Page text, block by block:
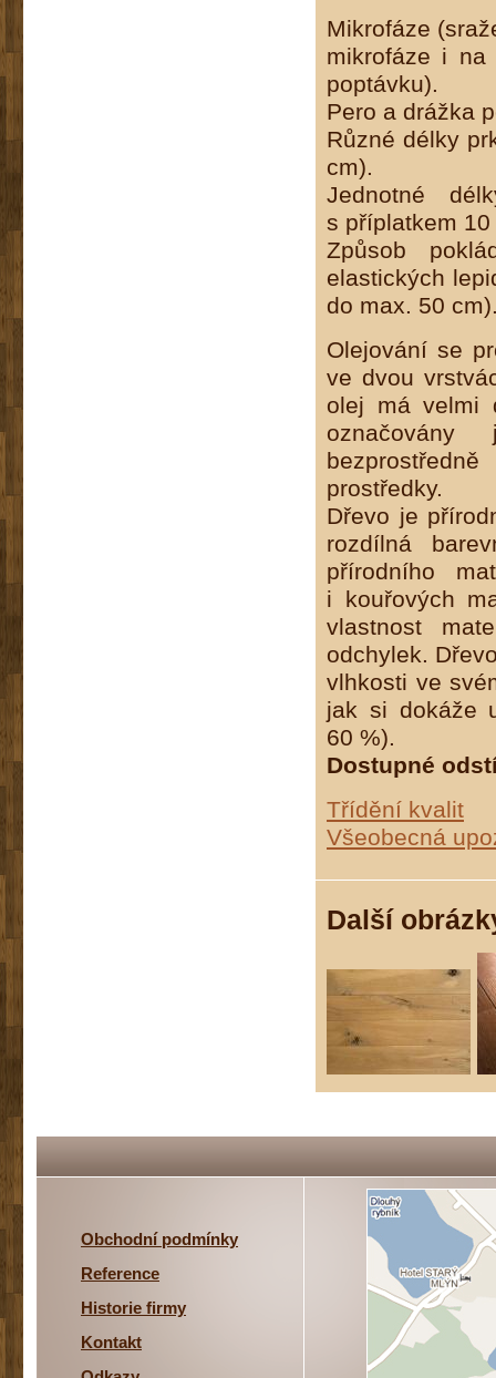
Mikrofáze
mikrofáze i
poptávku).
Pero a drážka
Různé délky
cm).
Jednotné
s příplatkem 10
Způsob
elastických
do max. 50
Olejování se
ve dvou
olej má velmi
prostředky.
Dřevo je
rozdílná
přírodního
i kouřových
vlastnost
odchylek.
vlhkosti ve
jak si dokáže
60 %).
Dostupné
Třídění kvalit
Všeobecná
Další
Obchodní podmínky
Reference
Historie firmy
Kontakt